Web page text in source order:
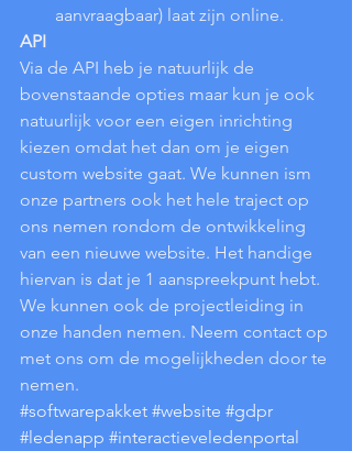
aanvraagbaar) laat zijn online.
API
Via de API heb je natuurlijk de
bovenstaande opties maar kun je ook
natuurlijk voor een eigen inrichting
kiezen omdat het dan om je eigen
custom website gaat. We kunnen ism
onze partners ook het hele traject op
ons nemen rondom de ontwikkeling
van een nieuwe website. Het handige
hiervan is dat je 1 aanspreekpunt hebt.
We kunnen ook de projectleiding in
onze handen nemen. Neem contact op
met ons om de mogelijkheden door te
nemen.
#softwarepakket #website #gdpr
#ledenapp #interactieveledenportal